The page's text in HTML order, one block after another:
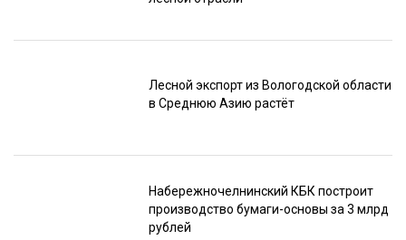
Лесной экспорт из Вологодской области
в Среднюю Азию растёт
Набережночелнинский КБК построит
производство бумаги-основы за 3 млрд
рублей